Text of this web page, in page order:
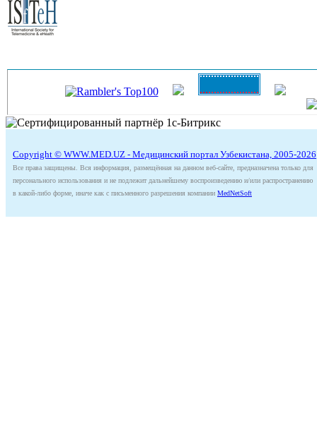
Copyright © WWW.MED.UZ - Медицинский портал Узбекистана, 2005-2026
Все права защищены. Вся информация, размещённая на данном веб-сайте, предназначена только для
персонального использования и не подлежит дальнейшему воспроизведению и/или распространению
в какой-либо форме, иначе как с письменного разрешения компании MedNetSoft